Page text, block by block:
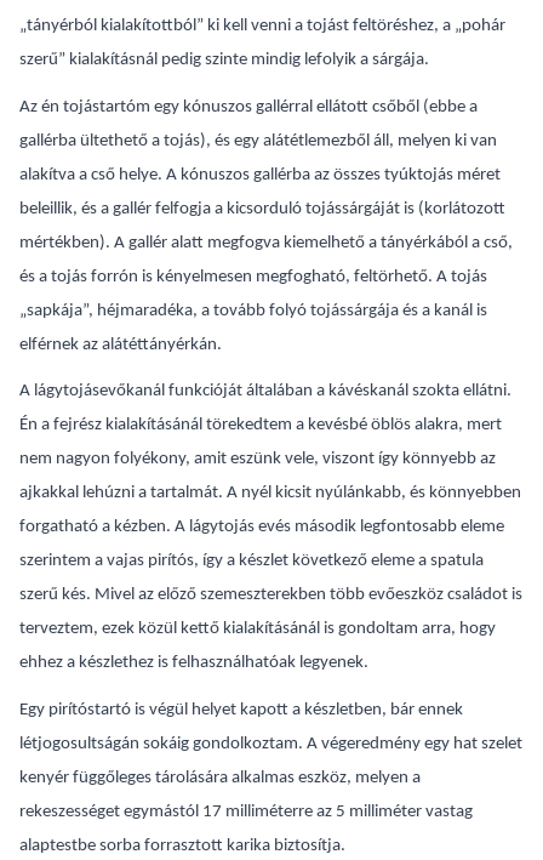
„tányérból kialakítottból” ki kell venni a tojást feltöréshez, a „pohár
szerű” kialakításnál pedig szinte mindig lefolyik a sárgája.
Az én tojástartóm egy kónuszos gallérral ellátott csőből (ebbe a
gallérba ültethető a tojás), és egy alátétlemezből áll, melyen ki van
alakítva a cső helye. A kónuszos gallérba az összes tyúktojás méret
beleillik, és a gallér felfogja a kicsorduló tojássárgáját is (korlátozott
mértékben). A gallér alatt megfogva kiemelhető a tányérkából a cső,
és a tojás forrón is kényelmesen megfogható, feltörhető. A tojás
„sapkája”, héjmaradéka, a tovább folyó tojássárgája és a kanál is
elférnek az alátéttányérkán.
A lágytojásevőkanál funkcióját általában a kávéskanál szokta ellátni.
Én a fejrész kialakításánál törekedtem a kevésbé öblös alakra, mert
nem nagyon folyékony, amit eszünk vele, viszont így könnyebb az
ajkakkal lehúzni a tartalmát. A nyél kicsit nyúlánkabb, és könnyebben
forgatható a kézben. A lágytojás evés második legfontosabb eleme
szerintem a vajas pirítós, így a készlet következő eleme a spatula
szerű kés. Mivel az előző szemeszterekben több evőeszköz családot is
terveztem, ezek közül kettő kialakításánál is gondoltam arra, hogy
ehhez a készlethez is felhasználhatóak legyenek.
Egy pirítóstartó is végül helyet kapott a készletben, bár ennek
létjogosultságán sokáig gondolkoztam. A végeredmény egy hat szelet
kenyér függőleges tárolására alkalmas eszköz, melyen a
rekeszességet egymástól 17 milliméterre az 5 milliméter vastag
alaptestbe sorba forrasztott karika biztosítja.